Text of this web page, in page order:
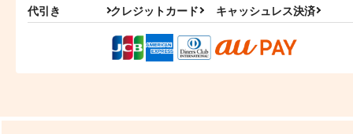
代引き クレジットカード キャッシュレス決済